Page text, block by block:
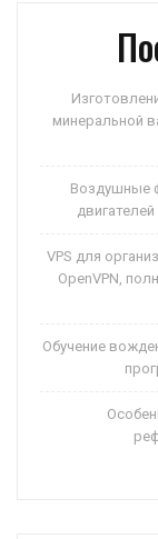
минеральной
Воздушные
VPS для
OpenVPN,
Обучение